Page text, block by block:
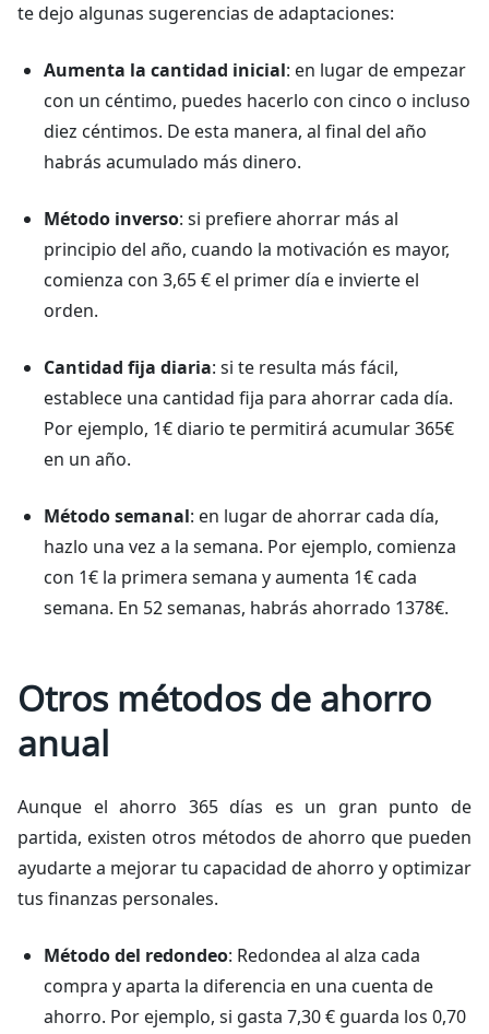
te dejo algunas sugerencias de adaptaciones:
Aumenta la cantidad inicial: en lugar de empezar
con un céntimo, puedes hacerlo con cinco o incluso
diez céntimos. De esta manera, al final del año
habrás acumulado más dinero.
Método inverso: si prefiere ahorrar más al
principio del año, cuando la motivación es mayor,
comienza con 3,65 € el primer día e invierte el
orden.
Cantidad fija diaria: si te resulta más fácil,
establece una cantidad fija para ahorrar cada día.
Por ejemplo, 1€ diario te permitirá acumular 365€
en un año.
Método semanal: en lugar de ahorrar cada día,
hazlo una vez a la semana. Por ejemplo, comienza
con 1€ la primera semana y aumenta 1€ cada
semana. En 52 semanas, habrás ahorrado 1378€.
Otros métodos de ahorro
anual
Aunque el ahorro 365 días es un gran punto de
partida, existen otros métodos de ahorro que pueden
ayudarte a mejorar tu capacidad de ahorro y optimizar
tus finanzas personales.
Método del redondeo: Redondea al alza cada
compra y aparta la diferencia en una cuenta de
ahorro. Por ejemplo, si gasta 7,30 € guarda los 0,70